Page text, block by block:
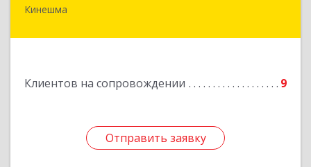
Кинешма
Клиентов на сопровождении 9
Отправить заявку
Отправить заявку